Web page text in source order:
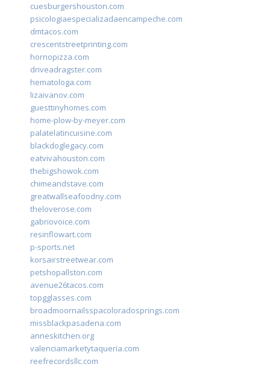
cuesburgershouston.com
psicologiaespecializadaencampeche.com
dmtacos.com
crescentstreetprinting.com
hornopizza.com
driveadragster.com
hematologa.com
lizaivanov.com
guesttinyhomes.com
home-plow-by-meyer.com
palatelatincuisine.com
blackdoglegacy.com
eatvivahouston.com
thebigshowok.com
chimeandstave.com
greatwallseafoodny.com
theloverose.com
gabriovoice.com
resinflowart.com
p-sports.net
korsairstreetwear.com
petshopallston.com
avenue26tacos.com
topgglasses.com
broadmoornailsspacoloradosprings.com
missblackpasadena.com
anneskitchen.org
valenciamarketytaqueria.com
reefrecordsllc.com